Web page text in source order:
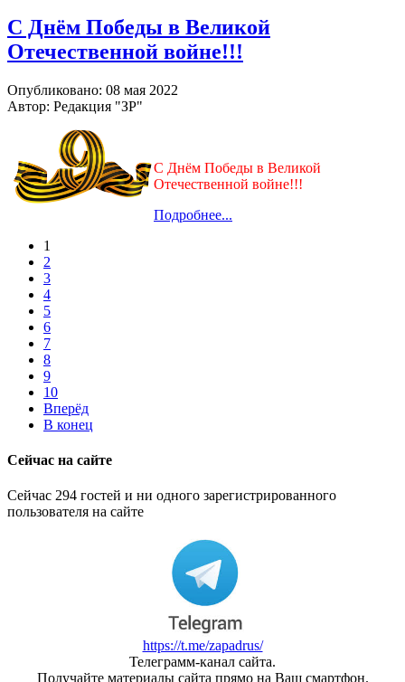
С Днём Победы в Великой
Отечественной войне!!!
Опубликовано: 08 мая 2022
Автор: Редакция "ЗР"
С Днём Победы в Великой
Отечественной войне!!!
Подробнее...
1
2
3
4
5
6
7
8
9
10
Вперёд
В конец
Сейчас на сайте
Сейчас 294 гостей и ни одного зарегистрированного
пользователя на сайте
https://t.me/zapadrus/
Телеграмм-канал сайта.
Получайте материалы сайта прямо на Ваш смартфон.